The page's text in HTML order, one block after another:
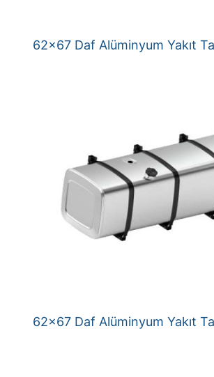
62×67 Daf Alüminyum Yakıt
62×67 Daf Alüminyum Yakıt